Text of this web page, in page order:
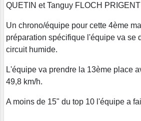
QUETIN et Tanguy FLOCH PRIGENT
Un chrono/équipe pour cette 4ème
préparation spécifique l'équipe va se
circuit humide.
L'équipe va prendre la 13ème place
49,8 km/h.
A moins de 15" du top 10 l'équipe a